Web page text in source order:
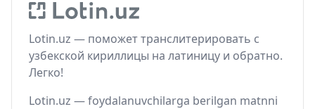
Lotin.uz — поможет транслитерировать с
узбекской кириллицы на латиницу и обратно.
Легко!
Lotin.uz — foydalanuvchilarga berilgan matnni